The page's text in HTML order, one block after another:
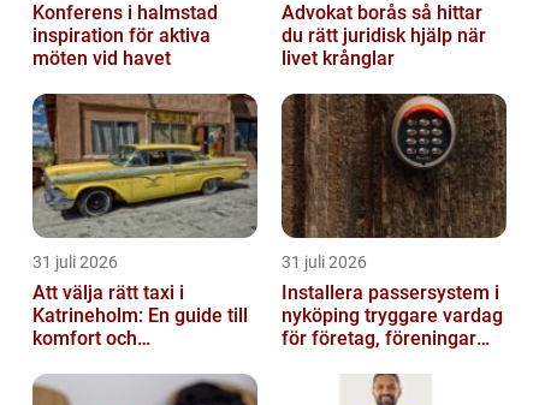
Konferens i halmstad
inspiration för aktiva
möten vid havet
Advokat borås så hittar
du rätt juridisk hjälp när
livet krånglar
31 juli 2026
Att välja rätt taxi i
Katrineholm: En guide till
komfort och
31 juli 2026
Installera passersystem i
nyköping tryggare vardag
för företag, föreningar